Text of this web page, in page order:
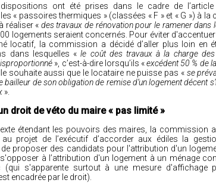
ont été prises dans le cadre de
« passoires thermiques » (classées « F » et « G ») à la
réaliser « des travaux de rénovation pour le ramener dans
logements seraient concernés. Pour éviter
locatif, la commission a décidé d’aller plus loin en
dans lesquelles « le coût des travaux à la charge
», c’est-à-dire lorsqu’ils «excédent 50 % de
souhaite aussi que le locataire ne puisse pas «se
bailleur de son obligation de remise d’un logement décent
».
droit de véto du maire « pas limité »
étendant les pouvoirs des maires, la commission
projet de l’exécutif d’accorder aux édiles la
de proposer des candidats pour l'attribution d'un
à l’attribution d'un logement à un ménage
s'apparente surtout à une mesure d'affichage
encadrée par le droit).